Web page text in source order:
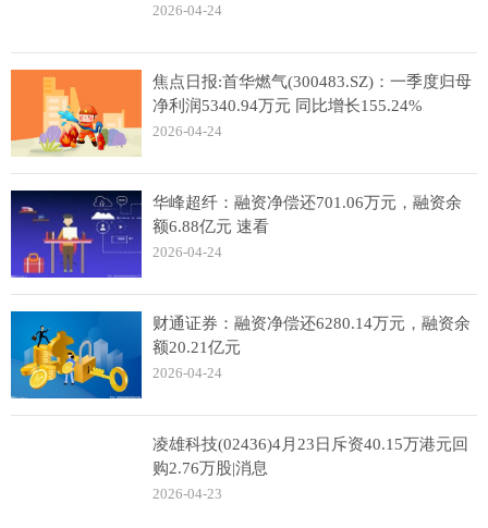
2026-04-24
焦点日报:首华燃气(300483.SZ)：一季度归母
净利润5340.94万元 同比增长155.24%
2026-04-24
华峰超纤：融资净偿还701.06万元，融资余
额6.88亿元 速看
2026-04-24
财通证券：融资净偿还6280.14万元，融资余
额20.21亿元
2026-04-24
凌雄科技(02436)4月23日斥资40.15万港元回
购2.76万股|消息
2026-04-23